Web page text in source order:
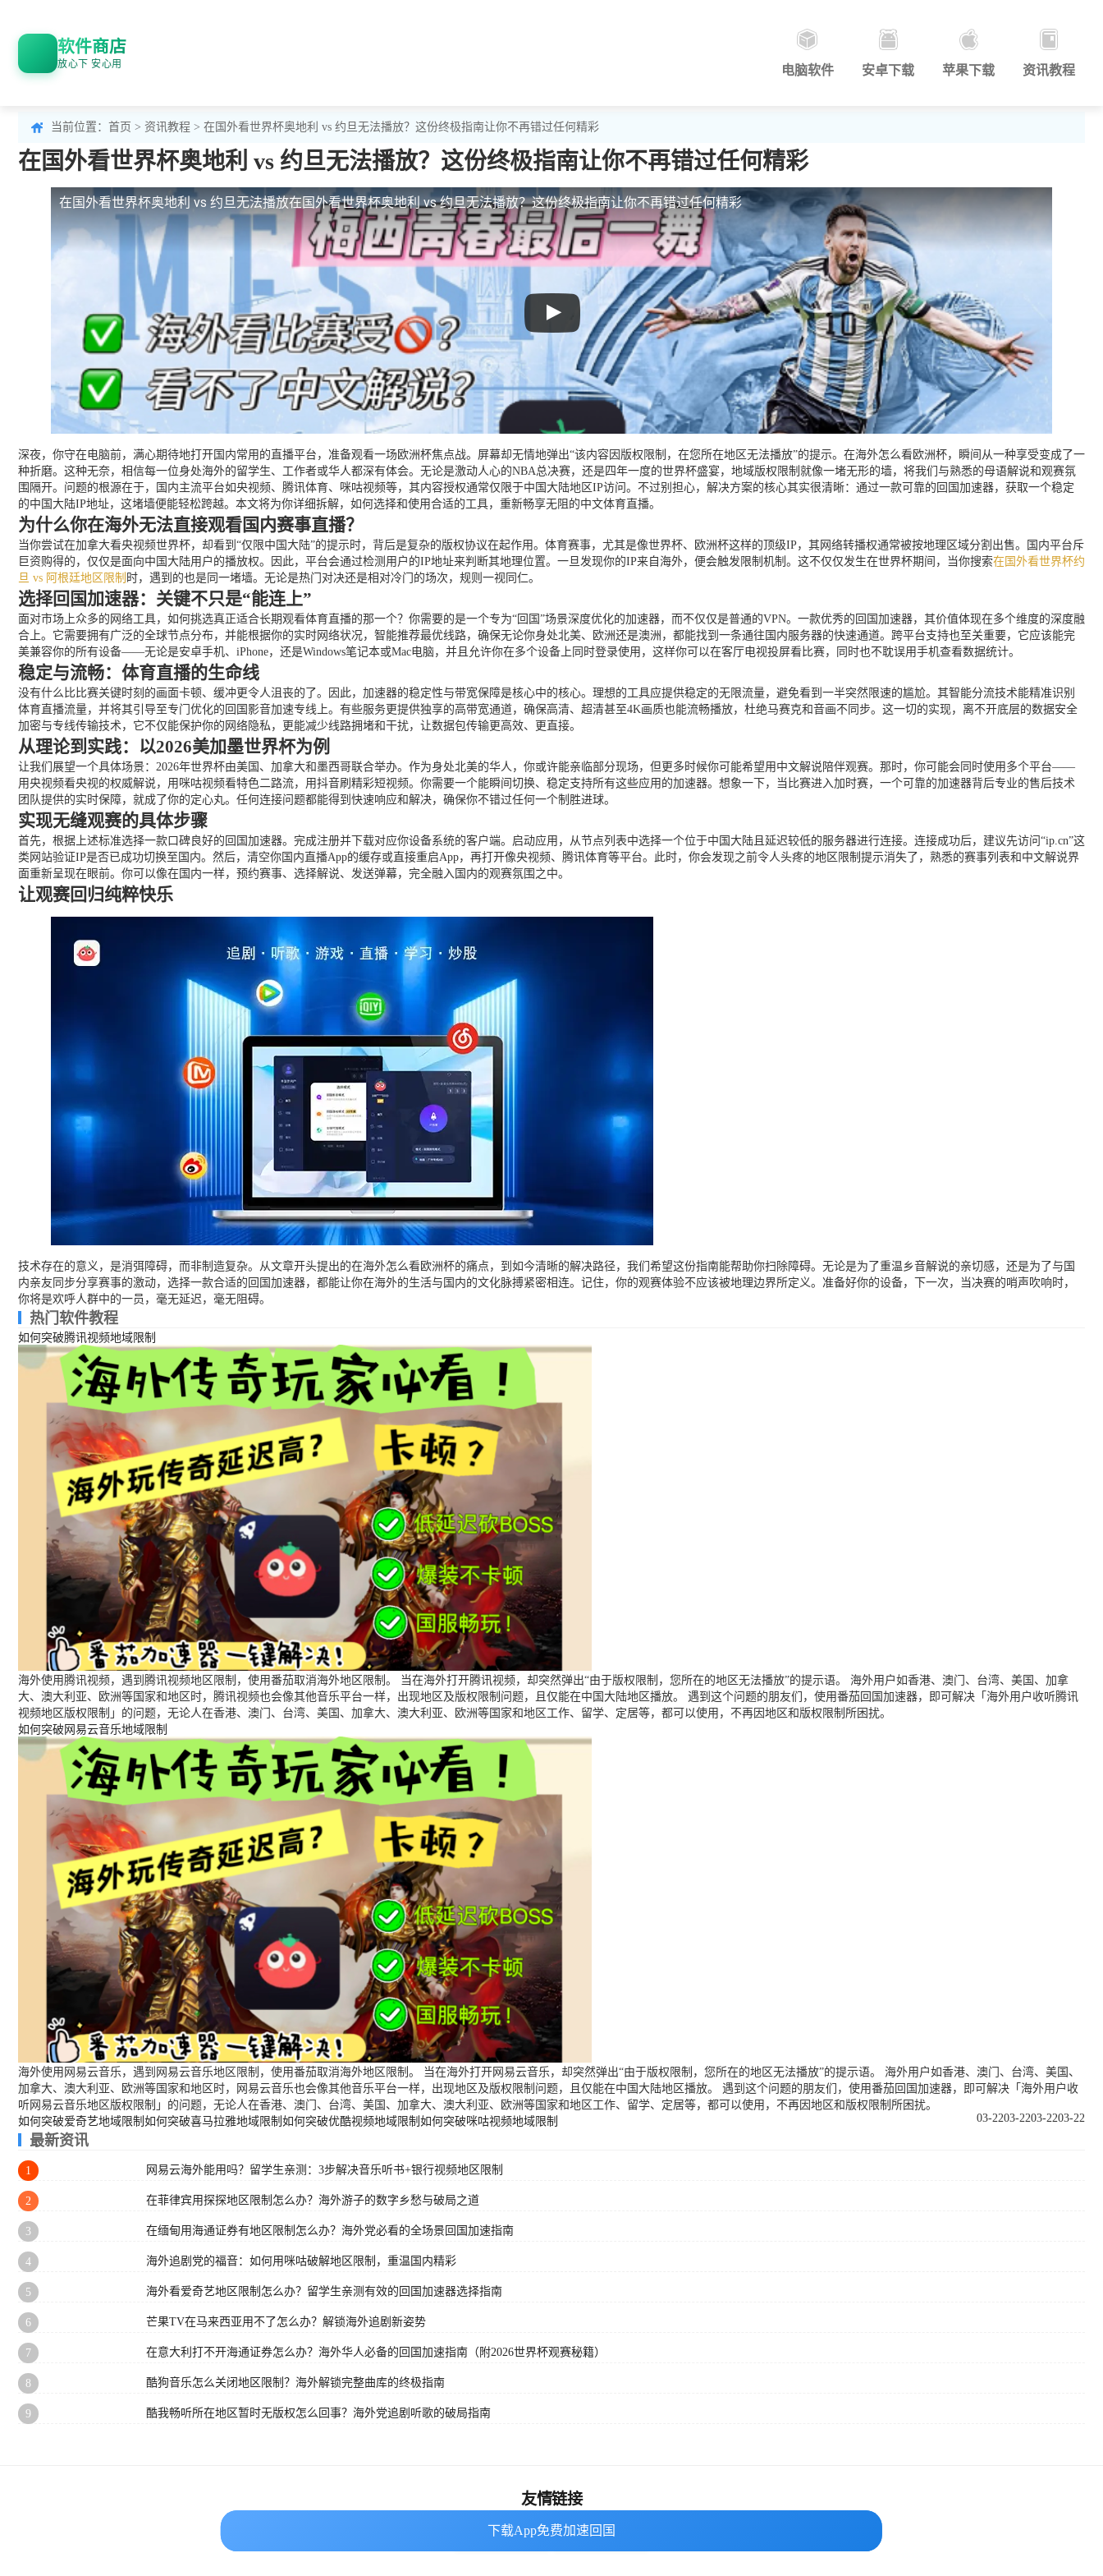
软件商店
放心下 安心用 电脑软件 安卓下载 苹果下载 资讯教程
当前位置： 首页 > 资讯教程 > 在国外看世界杯奥地利 vs 约旦无法播放？这份终极指南让你不再错过任何精彩
在国外看世界杯奥地利 vs 约旦无法播放？这份终极指南让你不再错过任何精彩
在国外看世界杯奥地利 vs 约旦无法播放在国外看世界杯奥地利 vs 约旦无法播放？这份终极指南让你不再错过任何精彩
深夜，你守在电脑前，满心期待地打开国内常用的直播平台，准备观看一场欧洲杯焦点战。屏幕却无情地弹出“该内容因版权限制，在您所在地区无法播放”的提示。在海外怎么看欧洲杯，瞬间从一种享受变成了一
种折磨。这种无奈，相信每一位身处海外的留学生、工作者或华人都深有体会。无论是激动人心的NBA总决赛，还是四年一度的世界杯盛宴，地域版权限制就像一堵无形的墙，将我们与熟悉的母语解说和观赛氛
围隔开。问题的根源在于，国内主流平台如央视频、腾讯体育、咪咕视频等，其内容授权通常仅限于中国大陆地区IP访问。不过别担心，解决方案的核心其实很清晰：通过一款可靠的回国加速器，获取一个稳定
的中国大陆IP地址，这堵墙便能轻松跨越。本文将为你详细拆解，如何选择和使用合适的工具，重新畅享无阻的中文体育直播。
为什么你在海外无法直接观看国内赛事直播？
当你尝试在加拿大看央视频世界杯，却看到“仅限中国大陆”的提示时，背后是复杂的版权协议在起作用。体育赛事，尤其是像世界杯、欧洲杯这样的顶级IP，其网络转播权通常被按地理区域分割出售。国内平台斥
巨资购得的，仅仅是面向中国大陆用户的播放权。因此，平台会通过检测用户的IP地址来判断其地理位置。一旦发现你的IP来自海外，便会触发限制机制。这不仅仅发生在世界杯期间，当你搜索在国外看世界杯约
旦 vs 阿根廷地区限制 时，遇到的也是同一堵墙。无论是热门对决还是相对冷门的场次，规则一视同仁。
选择回国加速器：关键不只是“能连上”
面对市场上众多的网络工具，如何挑选真正适合长期观看体育直播的那一个？你需要的是一个专为“回国”场景深度优化的加速器，而不仅仅是普通的VPN。一款优秀的回国加速器，其价值体现在多个维度的深度融
合上。它需要拥有广泛的全球节点分布，并能根据你的实时网络状况，智能推荐最优线路，确保无论你身处北美、欧洲还是澳洲，都能找到一条通往国内服务器的快速通道。跨平台支持也至关重要，它应该能完
美兼容你的所有设备——无论是安卓手机、iPhone，还是Windows笔记本或Mac电脑，并且允许你在多个设备上同时登录使用，这样你可以在客厅电视投屏看比赛，同时也不耽误用手机查看数据统计。
稳定与流畅：体育直播的生命线
没有什么比比赛关键时刻的画面卡顿、缓冲更令人沮丧的了。因此，加速器的稳定性与带宽保障是核心中的核心。理想的工具应提供稳定的无限流量，避免看到一半突然限速的尴尬。其智能分流技术能精准识别
体育直播流量，并将其引导至专门优化的回国影音加速专线上。有些服务更提供独享的高带宽通道，确保高清、超清甚至4K画质也能流畅播放，杜绝马赛克和音画不同步。这一切的实现，离不开底层的数据安全
加密与专线传输技术，它不仅能保护你的网络隐私，更能减少线路拥堵和干扰，让数据包传输更高效、更直接。
从理论到实践：以2026美加墨世界杯为例
让我们展望一个具体场景：2026年世界杯由美国、加拿大和墨西哥联合举办。作为身处北美的华人，你或许能亲临部分现场，但更多时候你可能希望用中文解说陪伴观赛。那时，你可能会同时使用多个平台——
用央视频看央视的权威解说，用咪咕视频看特色二路流，用抖音刷精彩短视频。你需要一个能瞬间切换、稳定支持所有这些应用的加速器。想象一下，当比赛进入加时赛，一个可靠的加速器背后专业的售后技术
团队提供的实时保障，就成了你的定心丸。任何连接问题都能得到快速响应和解决，确保你不错过任何一个制胜进球。
实现无缝观赛的具体步骤
首先，根据上述标准选择一款口碑良好的回国加速器。完成注册并下载对应你设备系统的客户端。启动应用，从节点列表中选择一个位于中国大陆且延迟较低的服务器进行连接。连接成功后，建议先访问“ip.cn”这
类网站验证IP是否已成功切换至国内。然后，清空你国内直播App的缓存或直接重启App，再打开像央视频、腾讯体育等平台。此时，你会发现之前令人头疼的地区限制提示消失了，熟悉的赛事列表和中文解说界
面重新呈现在眼前。你可以像在国内一样，预约赛事、选择解说、发送弹幕，完全融入国内的观赛氛围之中。
让观赛回归纯粹快乐
技术存在的意义，是消弭障碍，而非制造复杂。从文章开头提出的在海外怎么看欧洲杯的痛点，到如今清晰的解决路径，我们希望这份指南能帮助你扫除障碍。无论是为了重温乡音解说的亲切感，还是为了与国
内亲友同步分享赛事的激动，选择一款合适的回国加速器，都能让你在海外的生活与国内的文化脉搏紧密相连。记住，你的观赛体验不应该被地理边界所定义。准备好你的设备，下一次，当决赛的哨声吹响时，
你将是欢呼人群中的一员，毫无延迟，毫无阻碍。
热门软件教程
如何突破腾讯视频地域限制
海外使用腾讯视频，遇到腾讯视频地区限制，使用番茄取消海外地区限制。 当在海外打开腾讯视频，却突然弹出“由于版权限制，您所在的地区无法播放”的提示语。 海外用户如香港、澳门、台湾、美国、加拿
大、澳大利亚、欧洲等国家和地区时，腾讯视频也会像其他音乐平台一样，出现地区及版权限制问题，且仅能在中国大陆地区播放。 遇到这个问题的朋友们，使用番茄回国加速器，即可解决「海外用户收听腾讯
视频地区版权限制」的问题，无论人在香港、澳门、台湾、美国、加拿大、澳大利亚、欧洲等国家和地区工作、留学、定居等，都可以使用，不再因地区和版权限制所困扰。
如何突破网易云音乐地域限制
海外使用网易云音乐，遇到网易云音乐地区限制，使用番茄取消海外地区限制。 当在海外打开网易云音乐，却突然弹出“由于版权限制，您所在的地区无法播放”的提示语。 海外用户如香港、澳门、台湾、美国、
加拿大、澳大利亚、欧洲等国家和地区时，网易云音乐也会像其他音乐平台一样，出现地区及版权限制问题，且仅能在中国大陆地区播放。 遇到这个问题的朋友们，使用番茄回国加速器，即可解决「海外用户收
听网易云音乐地区版权限制」的问题，无论人在香港、澳门、台湾、美国、加拿大、澳大利亚、欧洲等国家和地区工作、留学、定居等，都可以使用，不再因地区和版权限制所困扰。
如何突破爱奇艺地域限制
03-22
如何突破喜马拉雅地域限制 03-22
如何突破优酷视频地域限制 03-22
如何突破咪咕视频地域限制 03-22
最新资讯
1 网易云海外能用吗？留学生亲测：3步解决音乐听书+银行视频地区限制
2 在菲律宾用探探地区限制怎么办？海外游子的数字乡愁与破局之道
3 在缅甸用海通证券有地区限制怎么办？海外党必看的全场景回国加速指南
4 海外追剧党的福音：如何用咪咕破解地区限制，重温国内精彩
5 海外看爱奇艺地区限制怎么办？留学生亲测有效的回国加速器选择指南
6 芒果TV在马来西亚用不了怎么办？解锁海外追剧新姿势
7 在意大利打不开海通证券怎么办？海外华人必备的回国加速指南（附2026世界杯观赛秘籍）
8 酷狗音乐怎么关闭地区限制？海外解锁完整曲库的终极指南
9 酷我畅听所在地区暂时无版权怎么回事？海外党追剧听歌的破局指南
下载App免费加速回国
下载App免费加速回国
友情链接
海外回国加速器 番茄加速器